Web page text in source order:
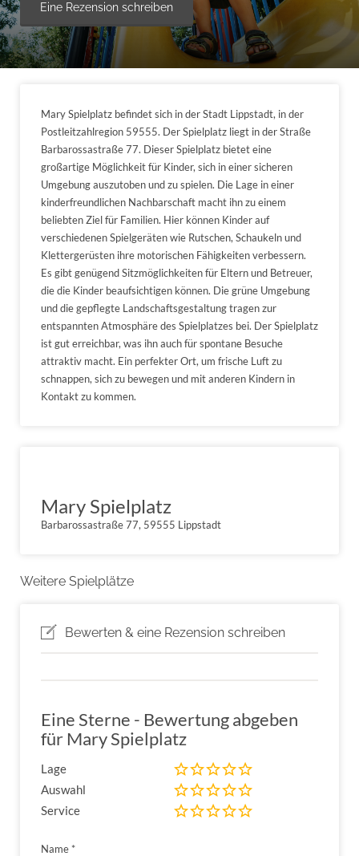
Eine Rezension schreiben
Mary Spielplatz befindet sich in der Stadt Lippstadt, in der
Postleitzahlregion 59555. Der Spielplatz liegt in der Straße
Barbarossastraße 77. Dieser Spielplatz bietet eine
großartige Möglichkeit für Kinder, sich in einer sicheren
Umgebung auszutoben und zu spielen. Die Lage in einer
kinderfreundlichen Nachbarschaft macht ihn zu einem
beliebten Ziel für Familien. Hier können Kinder auf
verschiedenen Spielgeräten wie Rutschen, Schaukeln und
Klettergerüsten ihre motorischen Fähigkeiten verbessern.
Es gibt genügend Sitzmöglichkeiten für Eltern und Betreuer,
die die Kinder beaufsichtigen können. Die grüne Umgebung
und die gepflegte Landschaftsgestaltung tragen zur
entspannten Atmosphäre des Spielplatzes bei. Der Spielplatz
ist gut erreichbar, was ihn auch für spontane Besuche
attraktiv macht. Ein perfekter Ort, um frische Luft zu
schnappen, sich zu bewegen und mit anderen Kindern in
Kontakt zu kommen.
Mary Spielplatz
Barbarossastraße 77, 59555 Lippstadt
Weitere Spielplätze
Bewerten & eine Rezension schreiben
Eine Sterne - Bewertung abgeben
für Mary Spielplatz
Lage
Auswahl
Service
Name *